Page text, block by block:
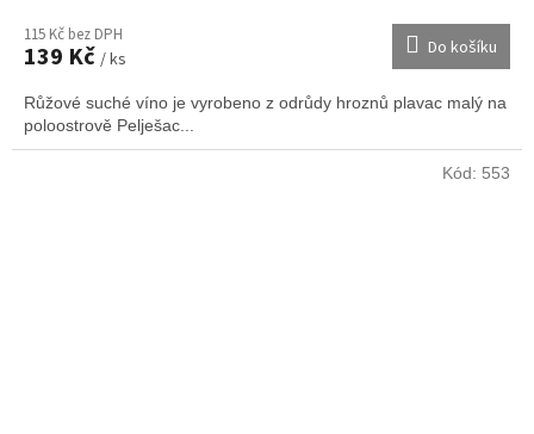
115 Kč bez DPH
139 Kč / ks Do košíku
Růžové suché víno je vyrobeno z odrůdy hroznů plavac malý na
poloostrově Pelješac...
Kód: 553